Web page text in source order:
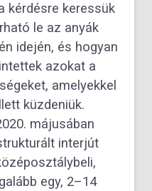
kérdésre keressük
le az anyák
idején, és hogyan
azokat a
amelyekkel
küzdeniük.
májusában
interjút
egy, 2–14